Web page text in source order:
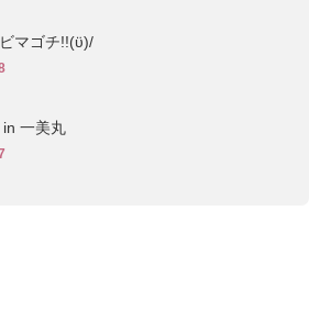
マゴチ!!(ϋ)/
in 一美丸